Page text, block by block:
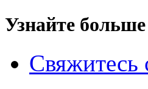
Узнайте больше
Свяжитесь